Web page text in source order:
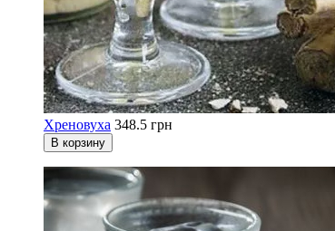
Хреновуха 348.5 грн
В корзину